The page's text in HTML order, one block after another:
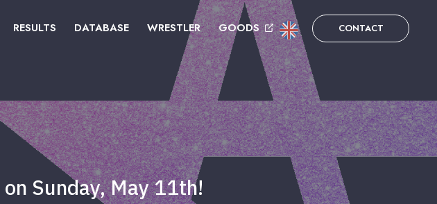
RESULTS DATABASE WRESTLER GOODS CONTACT
Sunday, May 11th!